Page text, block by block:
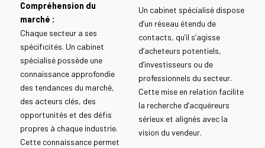
Compréhension du
marché :
Chaque secteur a ses
spécificités. Un cabinet
spécialisé possède une
connaissance approfondie
des tendances du marché,
des acteurs clés, des
opportunités et des défis
propres à chaque industrie.
Cette connaissance permet
Un cabinet spécialisé dispose
d’un réseau étendu de
contacts, qu’il s’agisse
d’acheteurs potentiels,
d’investisseurs ou de
professionnels du secteur.
Cette mise en relation facilite
la recherche d’acquéreurs
sérieux et alignés avec la
vision du vendeur.